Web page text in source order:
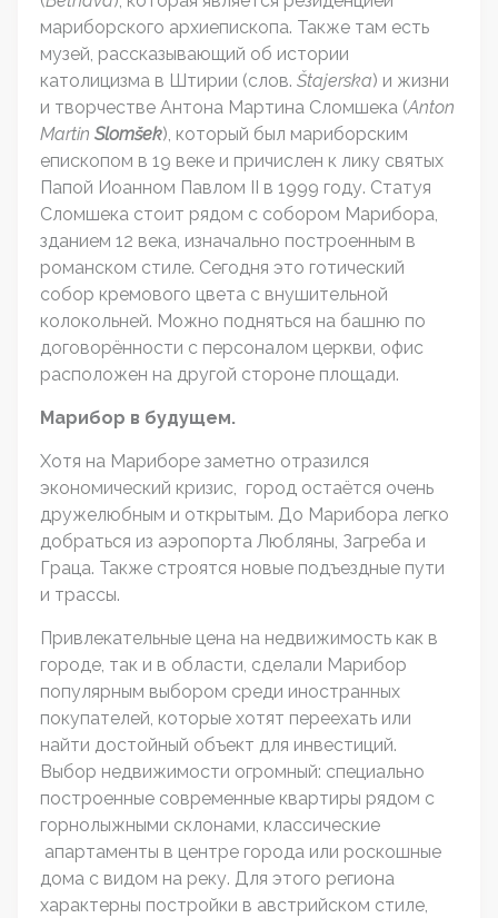
мариборского архиепископа. Также там есть
музей, рассказывающий об истории
католицизма в Штирии (слов.Štajerska) и жизни
и творчестве Антона Мартина Сломшека (Anton
Martin Slomšek), который был мариборским
епископом в 19 веке и причислен к лику святых
Папой Иоанном Павлом II в 1999 году. Статуя
Сломшека стоит рядом с собором Марибора,
зданием 12 века, изначально построенным в
романском стиле. Сегодня это готический
собор кремового цвета с внушительной
колокольней. Можно подняться на башню по
договорённости с персоналом церкви, офис
расположен на другой стороне площади.
Марибор в будущем.
Хотя на Мариборе заметно отразился
экономический кризис, город остаётся очень
дружелюбным и открытым. До Марибора легко
добраться из аэропорта Любляны, Загреба и
Граца. Также строятся новые подъездные пути
и трассы.
Привлекательные цена на недвижимость как в
городе, так и в области, сделали Марибор
популярным выбором среди иностранных
покупателей, которые хотят переехать или
найти достойный объект для инвестиций.
Выбор недвижимости огромный: специально
построенные современные квартиры рядом с
горнолыжными склонами, классические
апартаменты в центре города или роскошные
дома с видом на реку. Для этого региона
характерны постройки в австрийском стиле,